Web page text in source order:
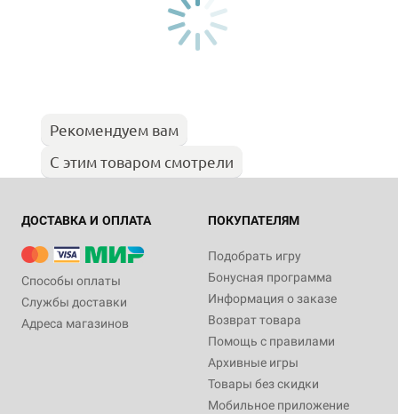
Рекомендуем вам
С этим товаром смотрели
ДОСТАВКА И ОПЛАТА
Способы оплаты
Службы доставки
Адреса магазинов
ПОКУПАТЕЛЯМ
Подобрать игру
Бонусная программа
Информация о заказе
Возврат товара
Помощь с правилами
Архивные игры
Товары без скидки
Мобильное приложение